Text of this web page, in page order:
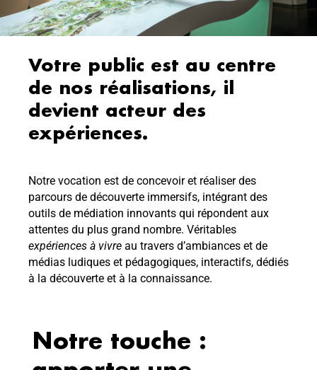
Votre public est au centre
de nos réalisations, il
devient acteur des
expériences.
Notre vocation est de concevoir et réaliser des
parcours de découverte immersifs, intégrant des
outils de médiation innovants qui répondent aux
attentes du plus grand nombre. Véritables
expériences à vivre au travers d’ambiances et de
médias ludiques et pédagogiques, interactifs, dédiés
à la découverte et à la connaissance.
Notre touche :